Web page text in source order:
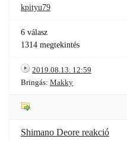
kpityu79
6 válasz
1314 megtekintés
2019.08.13. 12:59
Bringás: Makky
Shimano Deore reakció